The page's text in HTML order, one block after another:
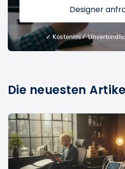
Designer
✓ Kostenlos✓
Die neuesten